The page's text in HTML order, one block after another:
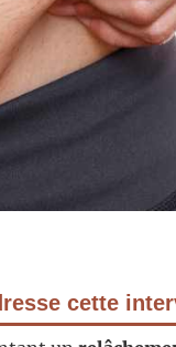
cette